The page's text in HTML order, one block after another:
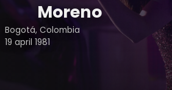
Moreno
Bogotá, Colombia
19 april 1981